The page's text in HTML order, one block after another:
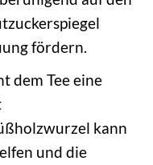
fördern.
dem Tee eine
kann
und die